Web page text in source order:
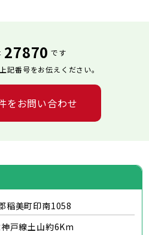
稲美町印南1058
戸線土山約6Km
27870 です
記番号をお伝えください。
をお問い合わせ